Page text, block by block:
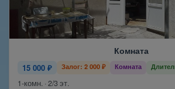
Комната
15 000 ₽ Залог: 2 000 ₽ Комната
1-комн. · 2/3 эт.